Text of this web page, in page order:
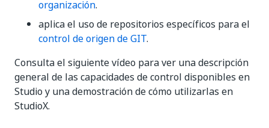
organización.
aplica el uso de repositorios específicos para el
control de origen de GIT.
Consulta el siguiente vídeo para ver una descripción
general de las capacidades de control disponibles en
Studio y una demostración de cómo utilizarlas en
StudioX.